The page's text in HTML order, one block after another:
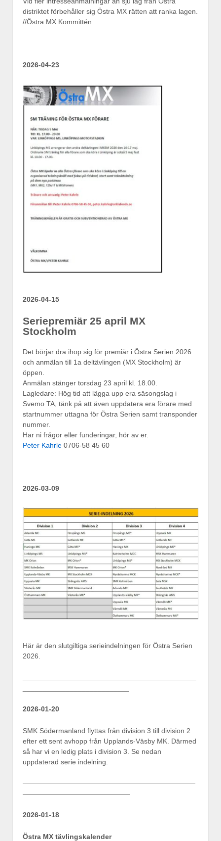
distriktet förbehåller sig Östra MX rätten att ranka lagen.
//Östra MX Kommittén
2026-04-23
2026-04-15
Seriepremiär 25 april MX
Stockholm
Det börjar dra ihop sig för premiär i Östra Serien 2026
och anmälan till 1a deltävlingen (MX Stockholm) är
öppen.
Anmälan stänger torsdag 23 april kl. 18.00.
Lagledare: Hög tid att lägga upp era säsongslag i
Svemo TA, tänk på att även uppdatera era förare med
startnummer uttagna för Östra Serien samt transponder
nummer.
Har ni frågor eller funderingar, hör av er.
Peter Kahrle 0706-58 45 60
2026-03-09
Här är den slutgiltiga serieindelningen för Östra Serien
2026.
2026-01-20
SMK Södermanland flyttas från division 3 till division 2
efter ett sent avhopp från Upplands-Väsby MK. Därmed
så har vi en ledig plats i division 3. Se nedan
uppdaterad serie indelning.
—————————————————————————
———————————————–
2026-01-18
Östra MX tävlingskalender